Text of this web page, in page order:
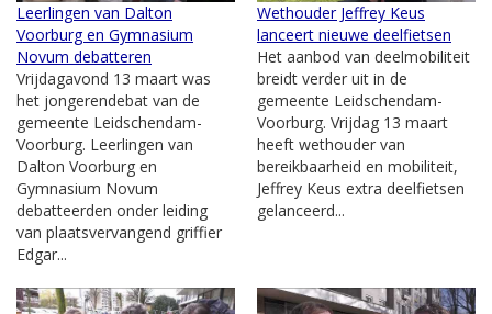
Leerlingen van Dalton
Voorburg en Gymnasium
Novum debatteren
Vrijdagavond 13 maart was
het jongerendebat van de
gemeente Leidschendam-
Voorburg. Leerlingen van
Dalton Voorburg en
Gymnasium Novum
debatteerden onder leiding
van plaatsvervangend griffier
Edgar...
Wethouder Jeffrey Keus
lanceert nieuwe deelfietsen
Het aanbod van deelmobiliteit
breidt verder uit in de
gemeente Leidschendam-
Voorburg. Vrijdag 13 maart
heeft wethouder van
bereikbaarheid en mobiliteit,
Jeffrey Keus extra deelfietsen
gelanceerd...